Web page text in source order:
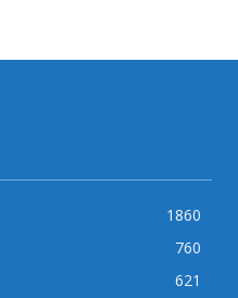
1860
760
621